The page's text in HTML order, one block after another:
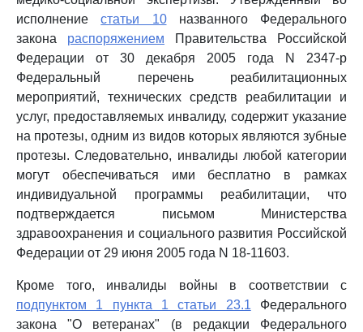
исполнениестатьи 10названного Федерального
закона распоряжением Правительства Российской
Федерации от 30 декабря 2005 года N 2347-р
Федеральный перечень реабилитационных
мероприятий, технических средств реабилитации и
услуг, предоставляемых инвалиду, содержит указание
на протезы, одним из видов которых являются зубные
протезы. Следовательно, инвалиды любой категории
могут обеспечиваться ими бесплатно в рамках
индивидуальной программы реабилитации, что
подтверждается письмом Министерства
здравоохранения и социального развития Российской
Федерации от 29 июня 2005 года N 18-11603.
Кроме того, инвалиды войны в соответствии с
подпунктом 1 пункта 1 статьи 23.1 Федерального
закона "О ветеранах" (в редакции Федерального